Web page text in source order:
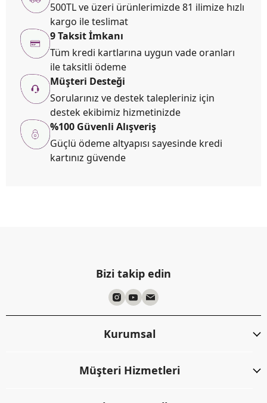
500TL ve üzeri ürünlerimizde 81 ilimize hızlı
kargo ile teslimat
9 Taksit İmkanı
Tüm kredi kartlarına uygun vade oranları
ile taksitli ödeme
Müşteri Desteği
Sorularınız ve destek talepleriniz için
destek ekibimiz hizmetinizde
%100 Güvenli Alışveriş
Güçlü ödeme altyapısı sayesinde kredi
kartınız güvende
Bizi takip edin
Kurumsal
Müşteri Hizmetleri